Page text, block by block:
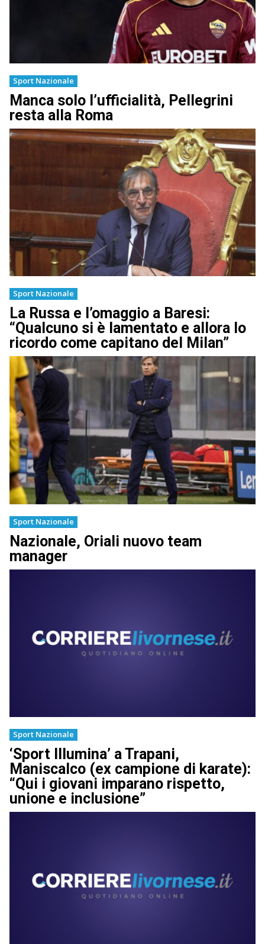
Sport Nazionale
Manca solo l’ufficialità, Pellegrini
resta alla Roma
Sport Nazionale
La Russa e l’omaggio a Baresi:
“Qualcuno si è lamentato e allora lo
ricordo come capitano del Milan”
Sport Nazionale
Nazionale, Oriali nuovo team
manager
Sport Nazionale
‘Sport Illumina’ a Trapani,
Maniscalco (ex campione di karate):
“Qui i giovani imparano rispetto,
unione e inclusione”